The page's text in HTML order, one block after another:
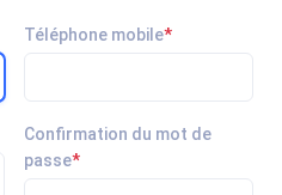
Téléphone mobile*
Confirmation du mot de
passe*